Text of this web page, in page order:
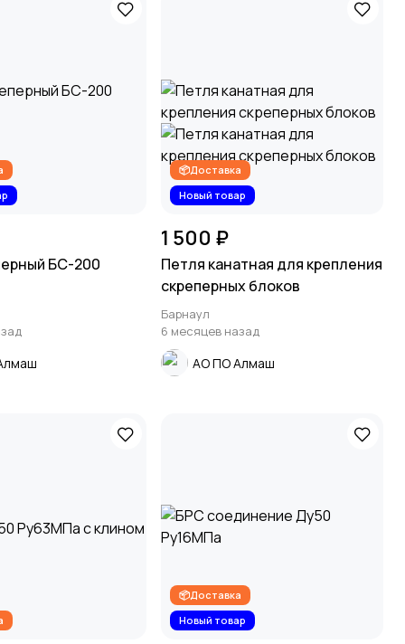
БС-200
📦Доставка
Новый товар
1 500 ₽
Петля канатная для крепления
скреперных блоков
Барнаул
6 месяцев назад
АО ПО Алмаш
📦Доставка
Новый товар